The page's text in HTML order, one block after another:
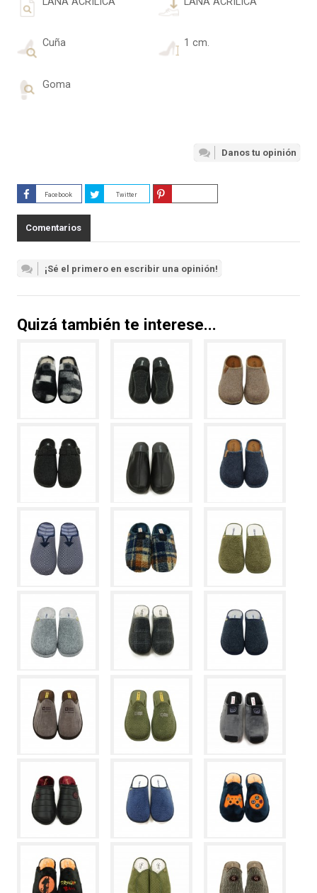
Cuña 1 cm.
Goma
Danos tu opinión
Facebook Twitter
Comentarios
¡Sé el primero en escribir una opinión!
Quizá también te interese...